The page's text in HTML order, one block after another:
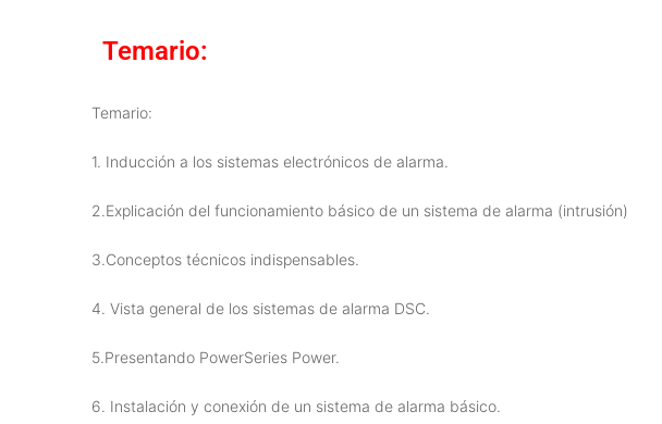
Temario:
Temario:
1. Inducción a los sistemas electrónicos de alarma.
2.Explicación del funcionamiento básico de un sistema de alarma (intrusión)
3.Conceptos técnicos indispensables.
4. Vista general de los sistemas de alarma DSC.
5.Presentando PowerSeries Power.
6. Instalación y conexión de un sistema de alarma básico.